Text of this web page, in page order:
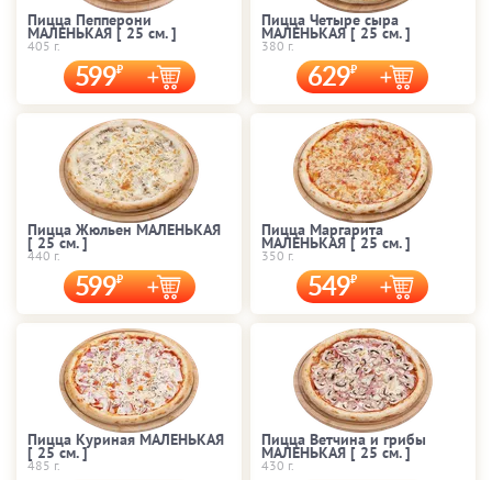
Пицца Пепперони
МАЛЕНЬКАЯ [ 25 cм. ]
405 г.
599
Пицца Четыре сыра
МАЛЕНЬКАЯ [ 25 cм. ]
380 г.
629
Пицца Жюльен МАЛЕНЬКАЯ
[ 25 cм. ]
440 г.
599
Пицца Маргарита
МАЛЕНЬКАЯ [ 25 cм. ]
350 г.
549
Пицца Куриная МАЛЕНЬКАЯ
[ 25 cм. ]
485 г.
Пицца Ветчина и грибы
МАЛЕНЬКАЯ [ 25 cм. ]
430 г.